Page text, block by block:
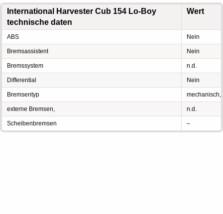
International Harvester Cub 154 Lo-Boy
technische daten
Wert
ABS Nein
Bremsassistent Nein
Bremssystem n.d.
Differential Nein
Bremsentyp mechanisch,
externe Bremsen, n.d.
Scheibenbremsen –